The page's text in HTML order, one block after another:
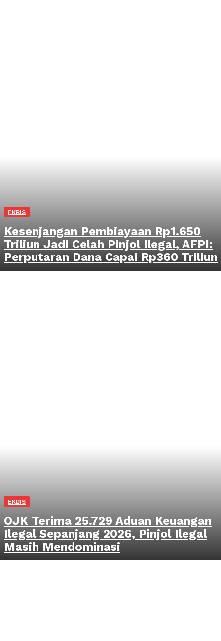
EKBIS
Kesenjangan Pembiayaan Rp1.650
Triliun Jadi Celah Pinjol Ilegal, AFPI:
Perputaran Dana Capai Rp360 Triliun
EKBIS
OJK Terima 25.729 Aduan Keuangan
Ilegal Sepanjang 2026, Pinjol Ilegal
Masih Mendominasi